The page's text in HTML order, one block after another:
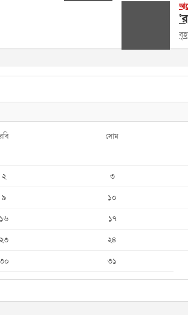
রবি সোম
২
৩
৯
১০
১৬
১৭
২৩
২৪
৩০
৩১